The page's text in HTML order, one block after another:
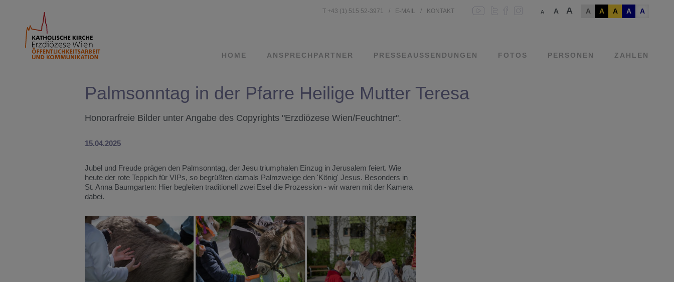
T +43 (1) 515 52-3971 E-MAIL KONTAKT A A A A A A A A
HOME ANSPRECHPARTNER PRESSEAUSSENDUNGEN FOTOS PERSONEN ZAHLEN
Palmsonntag in der Pfarre Heilige Mutter Teresa
Honorarfreie Bilder unter Angabe des Copyrights "Erzdiözese Wien/Feuchtner".
15.04.2025
Jubel und Freude prägen den Palmsonntag, der Jesu triumphalen Einzug in Jerusalem feiert. Wie
heute der rote Teppich für VIPs, so begrüßten damals Palmzweige den 'König' Jesus. Besonders in
St. Anna Baumgarten: Hier begleiten traditionell zwei Esel die Prozession - wir waren mit der Kamera
dabei.